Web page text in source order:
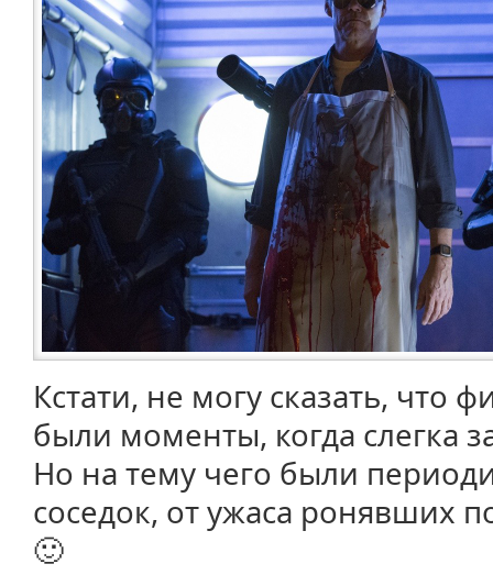
Кстати, не могу сказать, что
были моменты, когда слегка
Но на тему чего были
соседок, от ужаса ронявших
🙂